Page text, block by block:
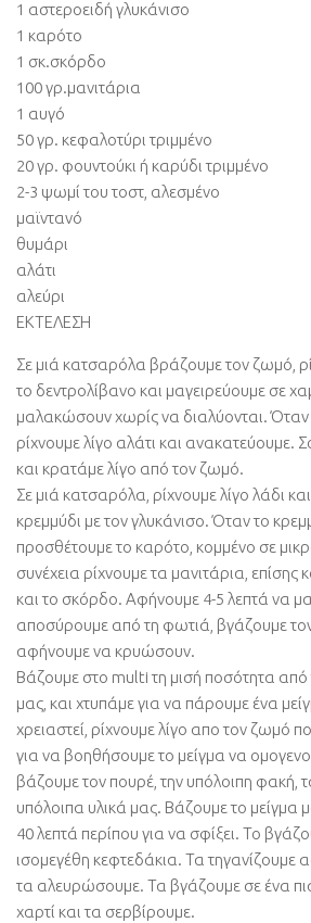
1 αστεροειδή γλυκάνισο
1 καρότο
1 σκ.σκόρδο
100 γρ.μανιτάρια
1 αυγό
50 γρ. κεφαλοτύρι τριμμένο
20 γρ. φουντούκι ή καρύδι τριμμένο
2-3 ψωμί του τοστ, αλεσμένο
μαϊντανό
θυμάρι
αλάτι
αλεύρι
ΕΚΤΕΛΕΣΗ
Σε μιά κατσαρόλα βράζουμε τον ζωμό,
το δεντρολίβανο και μαγειρεύουμε σε
μαλακώσουν χωρίς να διαλύονται. Όταν
ρίχνουμε λίγο αλάτι και ανακατεύουμε.
και κρατάμε λίγο από τον ζωμό.
Σε μιά κατσαρόλα, ρίχνουμε λίγο λάδι
κρεμμύδι με τον γλυκάνισο. Όταν το
προσθέτουμε το καρότο, κομμένο σε
συνέχεια ρίχνουμε τα μανιτάρια, επίσης
και το σκόρδο. Αφήνουμε 4-5 λεπτά να
αποσύρουμε από τη φωτιά, βγάζουμε τον
αφήνουμε να κρυώσουν.
Βάζουμε στο multi τη μισή ποσότητα από
μας, και χτυπάμε για να πάρουμε ένα
χρειαστεί, ρίχνουμε λίγο απο τον ζωμό
για να βοηθήσουμε το μείγμα να
βάζουμε τον πουρέ, την υπόλοιπη φακή,
υπόλοιπα υλικά μας. Βάζουμε το μείγμα
40 λεπτά περίπου για να σφίξει. Το
ισομεγέθη κεφτεδάκια. Τα τηγανίζουμε
τα αλευρώσουμε. Τα βγάζουμε σε ένα
χαρτί και τα σερβίρουμε.